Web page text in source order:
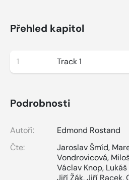
Přehled kapitol
1 Track 1
Podrobnosti
Autoři:
Edmond Rostand
Čte:
Jaroslav Šmíd,
Vondrovicová,
Václav Knop,
Jiří Žák,Jiří Racek,